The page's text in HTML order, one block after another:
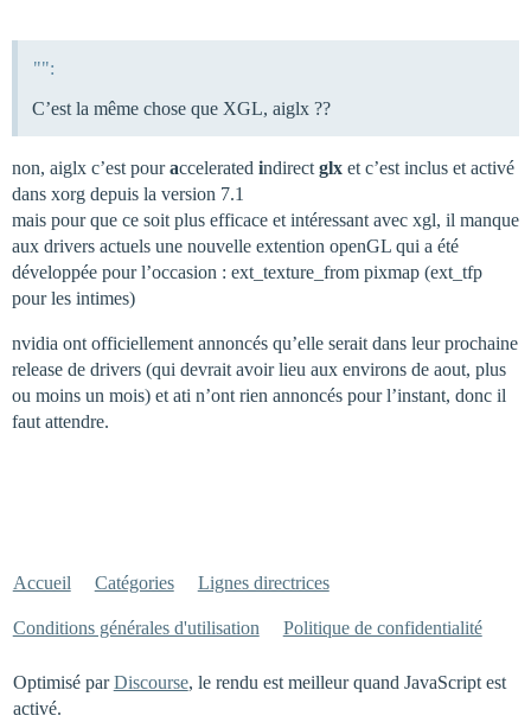
"":
C’est la même chose que XGL, aiglx ??
non, aiglx c’est pouraccelerated indirect glx et c’est inclus et activé
dans xorg depuis la version 7.1
mais pour que ce soit plus efficace et intéressant avec xgl, il manque
aux drivers actuels une nouvelle extention openGL qui a été
développée pour l’occasion : ext_texture_from pixmap (ext_tfp
pour les intimes)
nvidia ont officiellement annoncés qu’elle serait dans leur prochaine
release de drivers (qui devrait avoir lieu aux environs de aout, plus
ou moins un mois) et ati n’ont rien annoncés pour l’instant, donc il
faut attendre.
Accueil Catégories Lignes directrices
Conditions générales d'utilisation Politique de confidentialité
Optimisé parDiscourse, le rendu est meilleur quand JavaScript est
activé.